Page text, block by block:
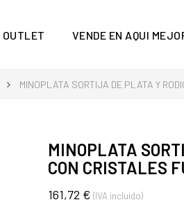
Mejor
OUTLET VENDE EN AQUI
MINOPLATA SORTIJA DE PLATA Y
MINOPLATA
CON CRISTALES
161,72 € (IVA incluido)